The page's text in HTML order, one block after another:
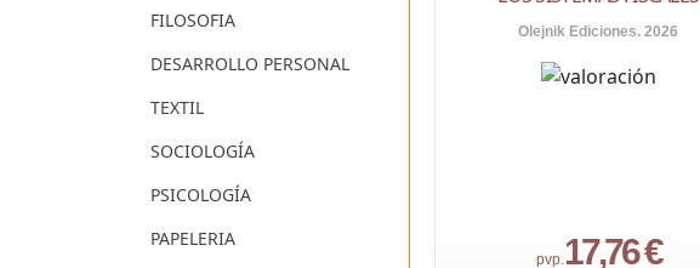
FILOSOFIA
DESARROLLO PERSONAL
TEXTIL
SOCIOLOGÍA
PSICOLOGÍA
PAPELERIA
Olejnik Ediciones. 2026
pvp.17,76 €